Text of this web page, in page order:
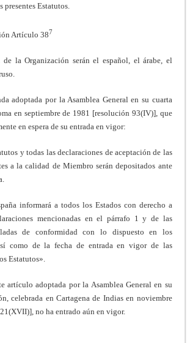
Estatutos.
Artículo 387
de la Organización serán el español, el árabe, el
adoptada por la Asamblea General en su cuarta
en septiembre de 1981 [resolución 93(IV)], que
en espera de su en­trada en vigor:
y todas las declaraciones de aceptación de las
a la calidad de Miembro serán depositados ante
informará a todos los Estados con derecho a
mencionadas en el párrafo 1 y de las
de conformidad con lo dispuesto en los
como de la fecha de entrada en vigor de las
Estatutos».
artículo adoptada por la Asamblea General en su
celebrada en Cartagena de Indias en noviembre
no ha entrado aún en vigor.